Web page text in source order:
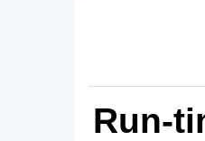
Run-